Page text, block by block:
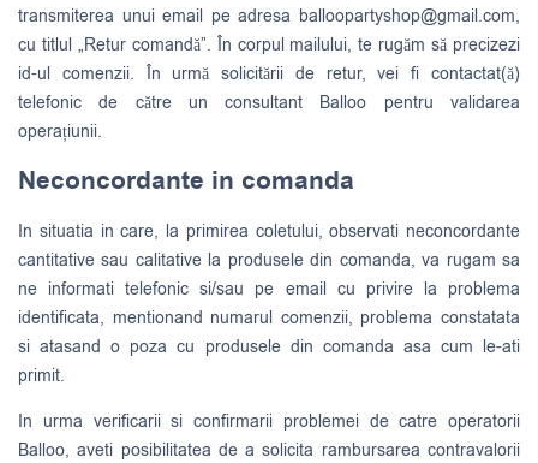
transmiterea unui email pe adresa balloopartyshop@gmail.com,
cu titlul „Retur comandă”. În corpul mailului, te rugăm să precizezi
id-ul comenzii. În urmă solicitării de retur, vei fi contactat(ă)
telefonic de către un consultant Balloo pentru validarea
operațiunii.
Neconcordante in comanda
In situatia in care, la primirea coletului, observati neconcordante
cantitative sau calitative la produsele din comanda, va rugam sa
ne informati telefonic si/sau pe email cu privire la problema
identificata, mentionand numarul comenzii, problema constatata
si atasand o poza cu produsele din comanda asa cum le-ati
primit.
In urma verificarii si confirmarii problemei de catre operatorii
Balloo, aveti posibilitatea de a solicita rambursarea contravalorii